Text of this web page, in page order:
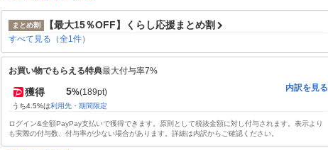
まとめ割 【最大15％OFF】くらし応援まとめ割
すべて見る（全1件）
お買い物でもらえる特典最大付与率7%
獲得 5%(189pt)
うち4.5%は利用先・期間限定
内訳を見る
ログイン&全額PayPay支払いで獲得できます。原則として税抜金額に対し付与されます。表示より
も実際の付与数、付与率が少ない場合があります。詳細は内訳からご確認ください。